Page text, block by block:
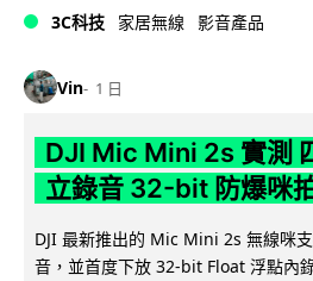
3C科技 家居無線 影音產品
Vin 1 日
DJI Mic Mini 2s 實測
立錄音 32-bit 防爆咪
DJI 最新推出的 Mic Mini 2s 無線咪
音，並首度下放 32-bit Float 浮點內